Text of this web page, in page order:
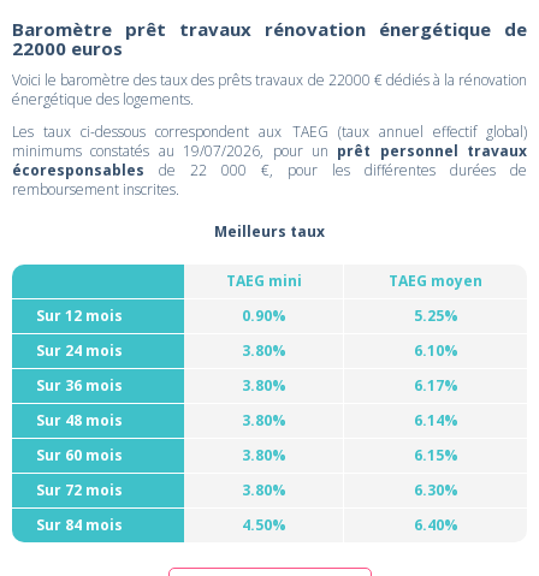
Baromètre prêt travaux rénovation énergétique de
22000 euros
Voici le baromètre des taux des prêts travaux de 22000 € dédiés à la rénovation
énergétique des logements.
Les taux ci-dessous correspondent aux TAEG (taux annuel effectif global)
minimums constatés au 19/07/2026, pour un prêt personnel travaux
écoresponsables de 22 000 €, pour les différentes durées de
remboursement inscrites.
Meilleurs taux
TAEG mini
TAEG moyen
Sur 12 mois
0.90%
5.25%
Sur 24 mois
3.80%
6.10%
Sur 36 mois
3.80%
6.17%
Sur 48 mois
3.80%
6.14%
Sur 60 mois
3.80%
6.15%
Sur 72 mois
3.80%
6.30%
Sur 84 mois
4.50% 6.40%